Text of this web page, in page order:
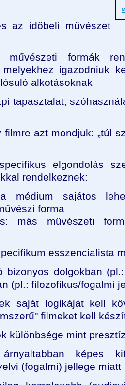
az időbeli művészet
formák
melyekhez igazodniuk
alkotásoknak
tapasztalat,
filmre azt mondjuk: „túl
elgondolás
rendelkeznek:
médium sajátos
forma
más művészeti
esszencialista
bizonyos dolgokban
(pl.: filozofikus/fogalmi
saját logikáját kell
filmeket kell
különbsége mint
árnyaltabban képes
(fogalmi) jellege miatt